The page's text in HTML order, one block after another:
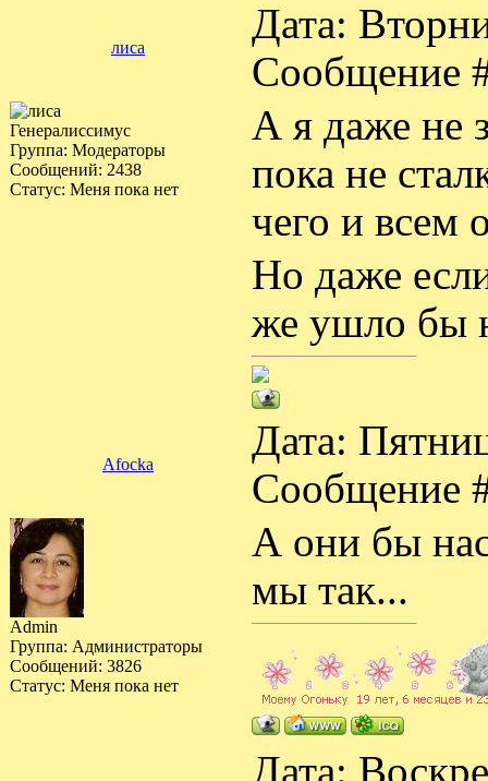
лиса
Дата:
Сообщение
Генералиссимус
Группа: Модераторы
Сообщений: 2438
Статус: Меня пока нет
А я даже не
пока не
чего и всем
Но даже
же ушло бы
Afocka
Дата:
Сообщение
Admin
Группа: Администраторы
Сообщений: 3826
Статус: Меня пока нет
А они бы
мы так...
Дата: